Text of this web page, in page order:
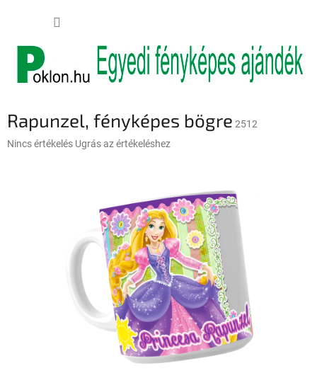
tartalomhoz
Rapunzel, fényképes bögre 2512
A
Nincs értékelés Ugrás az értékeléshez